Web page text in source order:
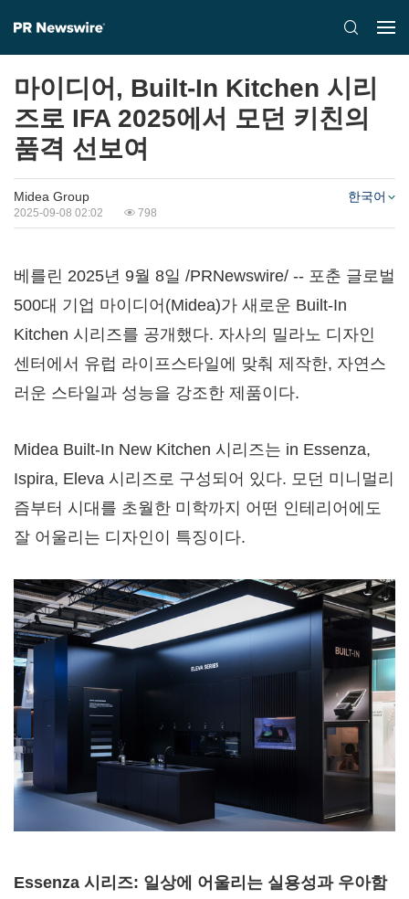
마이디어, Built-In Kitchen 시리
즈로 IFA 2025에서 모던 키친의
품격 선보여
Midea Group
2025-09-08 02:02 798
한국어
베를린 2025년 9월 8일 /PRNewswire/ -- 포춘 글로벌
500대 기업 마이디어(Midea)가 새로운 Built-In
Kitchen 시리즈를 공개했다. 자사의 밀라노 디자인
센터에서 유럽 라이프스타일에 맞춰 제작한, 자연스
러운 스타일과 성능을 강조한 제품이다.
Midea Built-In New Kitchen 시리즈는 in Essenza,
Ispira, Eleva 시리즈로 구성되어 있다. 모던 미니멀리
즘부터 시대를 초월한 미학까지 어떤 인테리어에도
잘 어울리는 디자인이 특징이다.
Essenza 시리즈: 일상에 어울리는 실용성과 우아함